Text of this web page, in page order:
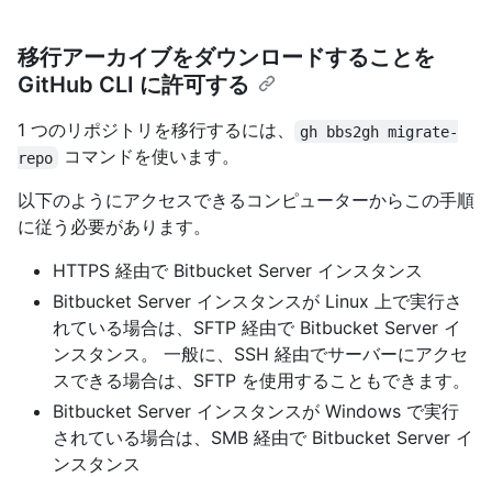
移行アーカイブをダウンロードすることを
GitHub CLI に許可する
1 つのリポジトリを移行するには、
gh bbs2gh migrate-
repo
コマンドを使います。
以下のようにアクセスできるコンピューターからこの手順
に従う必要があります。
HTTPS 経由で Bitbucket Server インスタンス
Bitbucket Server インスタンスが Linux 上で実行さ
れている場合は、SFTP 経由で Bitbucket Server イ
ンスタンス。 一般に、SSH 経由でサーバーにアクセ
スできる場合は、SFTP を使用することもできます。
Bitbucket Server インスタンスが Windows で実行
されている場合は、SMB 経由で Bitbucket Server イ
ンスタンス